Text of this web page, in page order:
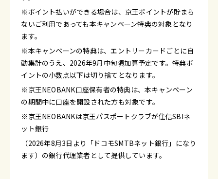
※ポイント払いができる場合は、京王ポイントが貯まら
ないご利用であっても本キャンペーン特典の対象となり
ます。
※本キャンペーンの特典は、エントリーカードごとに自
動集計のうえ、2026年9月中旬頃加算予定です。特典ポ
イントの小数点以下は切り捨てとなります。
※京王NEOBANK口座保有者の特典は、本キャンペーン
の期間中に口座を開設された方も対象です。
※京王NEOBANKは京王パスポートクラブが住信SBIネ
ット銀行
（2026年8月3日より「ドコモSMTBネット銀行」になり
ます）の銀行代理業者として提供しています。